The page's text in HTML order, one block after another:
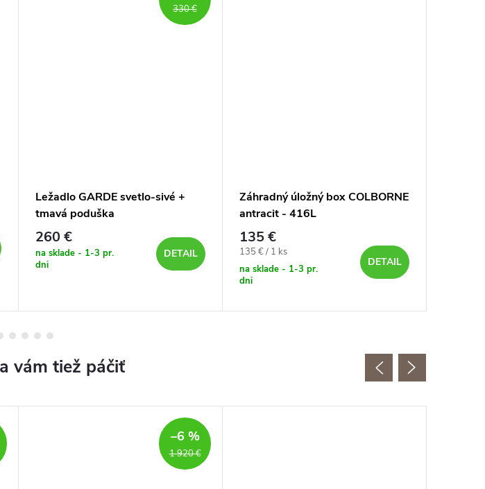
330 €
Ležadlo GARDE svetlo-sivé +
tmavá poduška
260 €
na sklade - 1-3 pr.
dni
DETAIL
Záhradný úložný box COLBORNE
antracit - 416L
135 €
Jednotková
cena:
135 € / 1 ks
na sklade - 1-3 pr.
dni
DETAIL
1 920 €
–6 %